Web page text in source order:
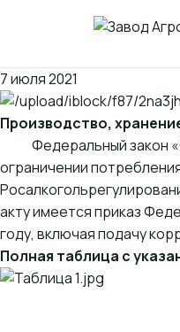
7 июля 2021
Производство,
Федеральный закон «О
ограничении
акту имеется приказ
году, включая подачу
Полная таблица с